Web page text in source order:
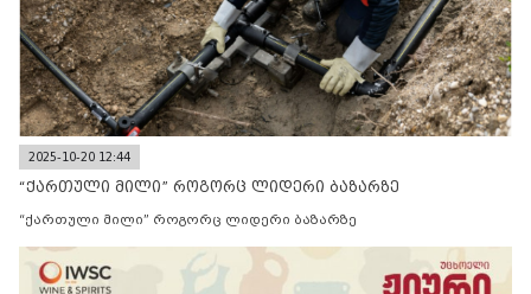
2025-10-20 12:44
“ქართული მილი” როგორც ლიდერი ბაზარზე
“ქართული მილი” როგორც ლიდერი ბაზარზე